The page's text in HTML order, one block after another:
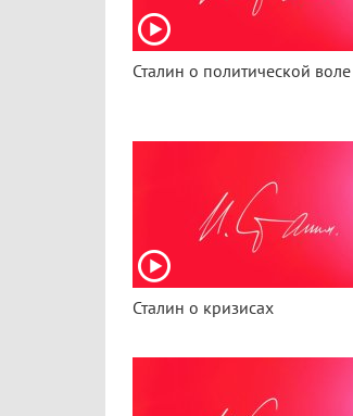
Сталин о политической воле
Сталин о кризисах